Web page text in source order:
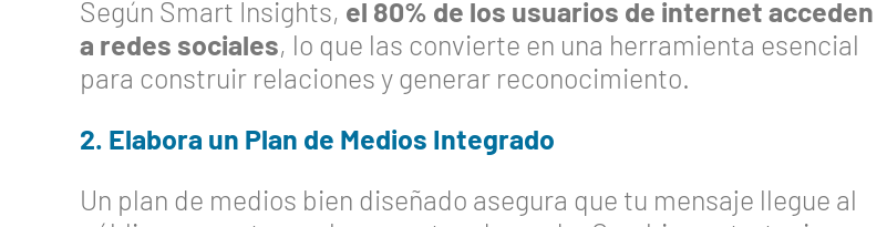
Según Smart Insights, el 80% de los usuarios de internet acceden
a redes sociales, lo que las convierte en una herramienta esencial
para construir relaciones y generar reconocimiento.
2. Elabora un Plan de Medios Integrado
Un plan de medios bien diseñado asegura que tu mensaje llegue al